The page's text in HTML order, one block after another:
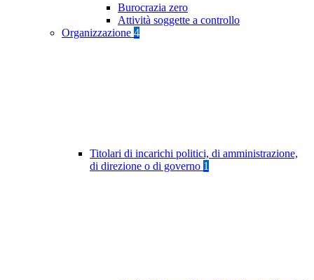
Burocrazia zero
Attività soggette a controllo
Organizzazione 4
Titolari di incarichi politici, di amministrazione,
di direzione o di governo 1